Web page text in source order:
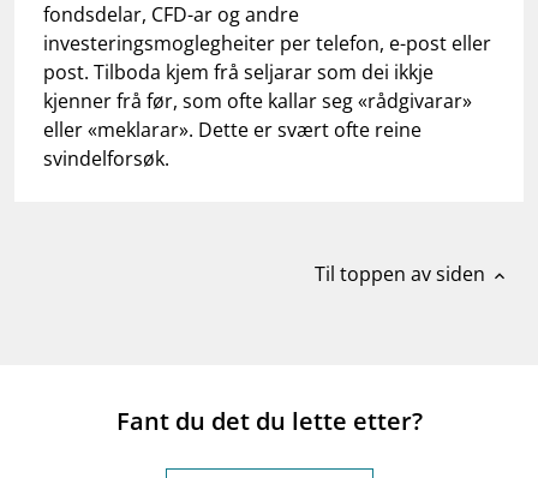
fondsdelar, CFD-ar og andre
investeringsmoglegheiter per telefon, e-post eller
post. Tilboda kjem frå seljarar som dei ikkje
kjenner frå før, som ofte kallar seg «rådgivarar»
eller «meklarar». Dette er svært ofte reine
svindelforsøk.
Til toppen av siden expand_less
Fant du det du lette etter?